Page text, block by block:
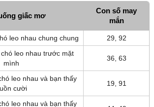
giấc mơ
Con số may
mắn
leo nhau chung chung
29, 92
leo nhau trước mặt
mình
36, 63
leo nhau và bạn thấy
cười
19, 91
leo nhau và bạn thấy